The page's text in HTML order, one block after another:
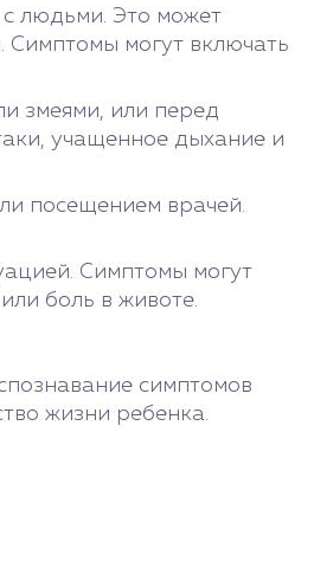
людьми. Это может
могут включать
змеями, или перед
учащенное дыхание и
посещением врачей.
Симптомы могут
боль в животе.
симптомов
жизни ребенка.